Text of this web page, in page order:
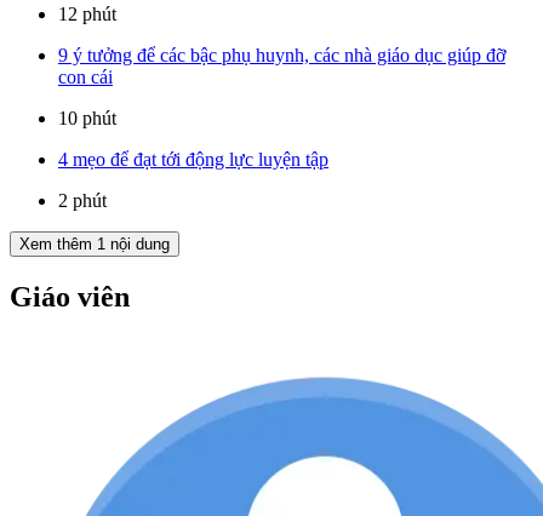
12 phút
9 ý tưởng để các bậc phụ huynh, các nhà giáo dục giúp đỡ
con cái
10 phút
4 mẹo để đạt tới động lực luyện tập
2 phút
Xem thêm 1 nội dung
Giáo viên